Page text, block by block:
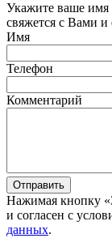
Укажите ваше
свяжется с Вами и
Имя
Телефон
Комментарий
Отправить
Нажимая кнопку
и согласен с
данных.